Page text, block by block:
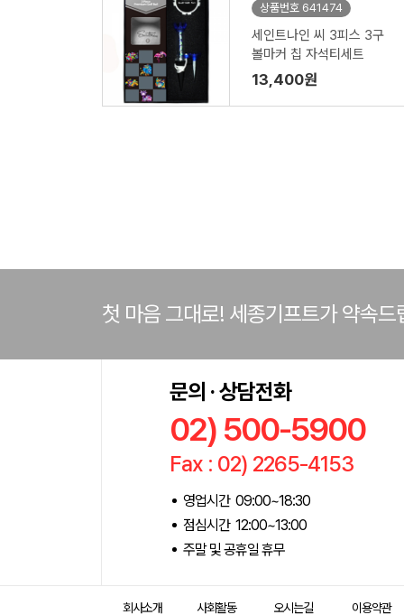
상품번호 641474
세인트나인 씨 3피스 3구
볼마커 칩 자석티세트
13,400원
첫 마음 그대로! 세종기프트가 약속드
문의 · 상담전화
02) 500-5900
Fax : 02) 2265-4153
영업시간 09:00~18:30
점심시간 12:00~13:00
주말 및 공휴일 휴무
회사소개 사회활동 오시는길 이용약관